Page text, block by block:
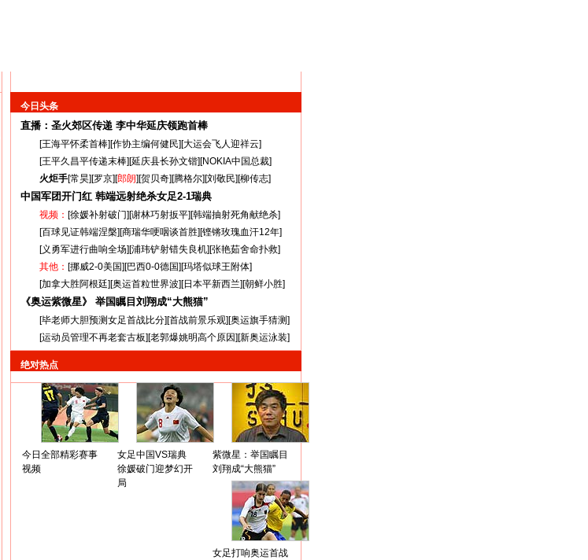
今日头条
直播：圣火郊区传递 李中华延庆领跑首棒
[王海平怀柔首棒][作协主编何健民][大运会飞人迎祥云]
[王平久昌平传递末棒][延庆县长孙文锴][NOKIA中国总裁]
火炬手[常昊][罗京][郎朗][贺贝奇][腾格尔][刘敬民][柳传志]
中国军团开门红 韩端远射绝杀女足2-1瑞典
视频： [徐媛补射破门][谢林巧射扳平][韩端抽射死角献绝杀]
[百球见证韩端涅槃][商瑞华哽咽谈首胜][铿锵玫瑰血汗12年]
[义勇军进行曲响全场][浦玮铲射错失良机][张艳茹舍命扑救]
其他： [挪威2-0美国][巴西0-0德国][玛塔似球王附体]
[加拿大胜阿根廷][奥运首粒世界波][日本平新西兰][朝鲜小胜]
《奥运紫微星》 举国瞩目刘翔成“大熊猫”
[毕老师大胆预测女足首战比分][首战前景乐观][奥运旗手猜测]
[运动员管理不再老套古板][老郭爆姚明高个原因][新奥运泳装]
绝对热点
今日全部精彩赛事
视频
女足中国VS瑞典
徐媛破门迎梦幻开
局
紫微星：举国瞩目
刘翔成“大熊猫”
女足打响奥运首战